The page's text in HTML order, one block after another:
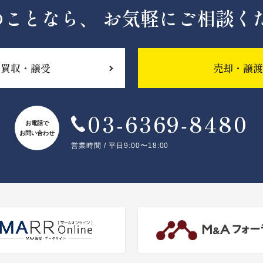
となら、 お気軽にご相談く
買収・譲受 売却・譲渡
お電話で
お問い合わせ
03-6369‐8480
営業時間 / 平日9:00〜18:00